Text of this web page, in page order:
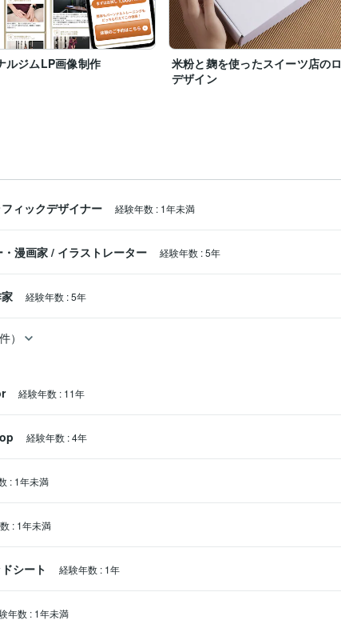
ルジムLP画像制作
米粉と麹を使ったスイーツ店の
デザイン
ィックデザイナー 経験年数 : 1年未満
漫画家 / イラストレーター 経験年数 :5年
経験年数 :5年
）
経験年数 : 11年
経験年数 :4年
: 1年未満
: 1年未満
シート 経験年数 : 1年
年数 : 1年未満